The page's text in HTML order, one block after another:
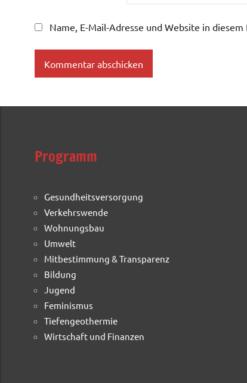
Name, E-Mail-Adresse und Website in
Programm
Gesundheitsversorgung
Verkehrswende
Wohnungsbau
Umwelt
Mitbestimmung & Transparenz
Bildung
Jugend
Feminismus
Tiefengeothermie
Wirtschaft und Finanzen